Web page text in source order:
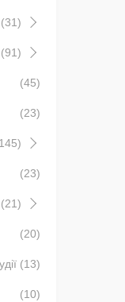
(31)
(91)
(45)
(23)
(23)
(21)
(20)
(13)
(10)